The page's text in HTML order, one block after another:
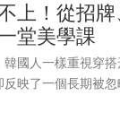
上！從招
堂美學課
國人一樣重視穿搭
映了一個長期被
界級工程師、企業